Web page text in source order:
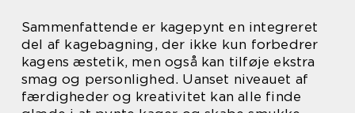
Sammenfattende er kagepynt en integreret
del af kagebagning, der ikke kun forbedrer
kagens æstetik, men også kan tilføje ekstra
smag og personlighed. Uanset niveauet af
færdigheder og kreativitet kan alle finde